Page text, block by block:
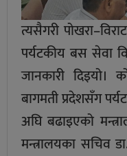
त्यसैगरी
पर्यटकीय बस सेवा
जानकारी दिइयो।
बागमती प्रदेशसँग
अघि बढाइएको
मन्त्रालयका सचिव